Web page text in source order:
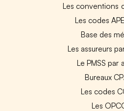
Les conventions
Les codes
Base des
Les assureurs
Le PMSS par
Bureaux
Les codes
Les